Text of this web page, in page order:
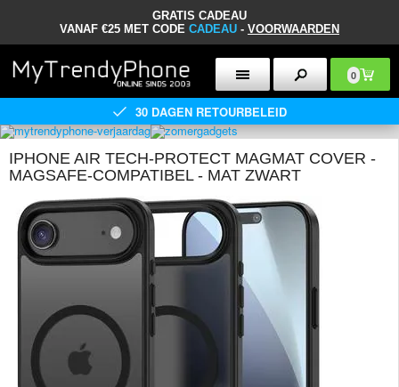
GRATIS CADEAU
VANAF €25 MET CODE CADEAU - VOORWAARDEN
0
30 DAGEN RETOURBELEID
IPHONE AIR TECH-PROTECT MAGMAT COVER -
MAGSAFE-COMPATIBEL - MAT ZWART